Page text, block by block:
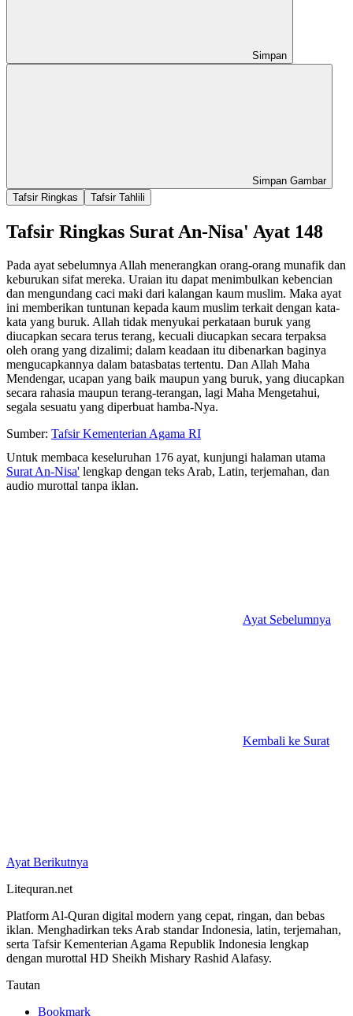
Simpan
Simpan Gambar
Tafsir Ringkas
Tafsir Tahlili
Tafsir Ringkas Surat An-Nisa' Ayat 148
Pada ayat sebelumnya Allah menerangkan orang-orang munafik dan
keburukan sifat mereka. Uraian itu dapat menimbulkan kebencian
dan mengundang caci maki dari kalangan kaum muslim. Maka ayat
ini memberikan tuntunan kepada kaum muslim terkait dengan kata-
kata yang buruk. Allah tidak menyukai perkataan buruk yang
diucapkan secara terus terang, kecuali diucapkan secara terpaksa
oleh orang yang dizalimi; dalam keadaan itu dibenarkan baginya
mengucapkannya dalam batasbatas tertentu. Dan Allah Maha
Mendengar, ucapan yang baik maupun yang buruk, yang diucapkan
secara rahasia maupun terang-terangan, lagi Maha Mengetahui,
segala sesuatu yang diperbuat hamba-Nya.
Sumber: Tafsir Kementerian Agama RI
Untuk membaca keseluruhan 176 ayat, kunjungi halaman utama
Surat An-Nisa' lengkap dengan teks Arab, Latin, terjemahan, dan
audio murottal tanpa iklan.
Ayat Sebelumnya
Kembali ke Surat
Ayat Berikutnya
Litequran.net
Platform Al-Quran digital modern yang cepat, ringan, dan bebas
iklan. Menghadirkan teks Arab standar Indonesia, latin, terjemahan,
serta Tafsir Kementerian Agama Republik Indonesia lengkap
dengan murottal HD Sheikh Mishary Rashid Alafasy.
Tautan
Bookmark